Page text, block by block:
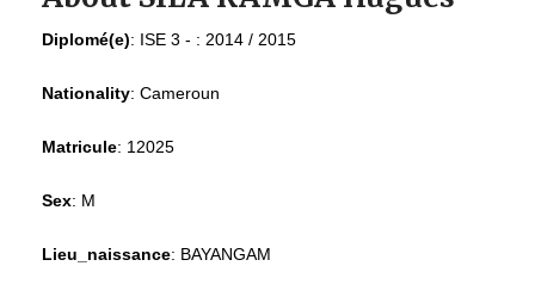
Diplomé(e): ISE 3 - : 2014 / 2015
Nationality: Cameroun
Matricule: 12025
Sex: M
Lieu_naissance: BAYANGAM